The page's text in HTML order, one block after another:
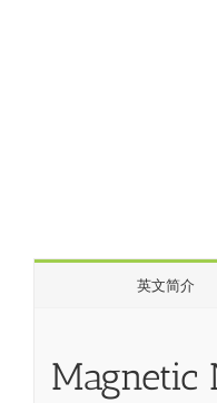
英文简介